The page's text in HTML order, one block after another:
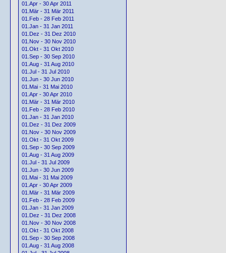
01.Apr - 30 Apr 2011
01.Mär - 31 Mär 2011
01.Feb - 28 Feb 2011
01.Jan - 31 Jan 2011
01.Dez - 31 Dez 2010
01.Nov - 30 Nov 2010
01.Okt - 31 Okt 2010
01.Sep - 30 Sep 2010
01.Aug - 31 Aug 2010
01.Jul - 31 Jul 2010
01.Jun - 30 Jun 2010
01.Mai - 31 Mai 2010
01.Apr - 30 Apr 2010
01.Mär - 31 Mär 2010
01.Feb - 28 Feb 2010
01.Jan - 31 Jan 2010
01.Dez - 31 Dez 2009
01.Nov - 30 Nov 2009
01.Okt - 31 Okt 2009
01.Sep - 30 Sep 2009
01.Aug - 31 Aug 2009
01.Jul - 31 Jul 2009
01.Jun - 30 Jun 2009
01.Mai - 31 Mai 2009
01.Apr - 30 Apr 2009
01.Mär - 31 Mär 2009
01.Feb - 28 Feb 2009
01.Jan - 31 Jan 2009
01.Dez - 31 Dez 2008
01.Nov - 30 Nov 2008
01.Okt - 31 Okt 2008
01.Sep - 30 Sep 2008
01.Aug - 31 Aug 2008